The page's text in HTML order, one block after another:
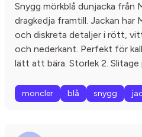
Snygg mörkblå dunjacka från
dragkedja framtill. Jackan har
och diskreta detaljer i rött,
och nederkant. Perfekt för
lätt att bära. Storlek 2.
moncler blå snygg